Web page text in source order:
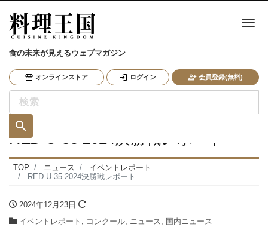
食の未来が見えるウェブマガジン
オンラインストア ログイン 会員登録(無料)
ナ
RED U-35 2024決勝戦レポート
TOP ニュース
イベントレポート
RED U-35 2024決勝戦レポート
2024年12月23日
イベントレポート , コンクール, ニュース, 国内ニュース